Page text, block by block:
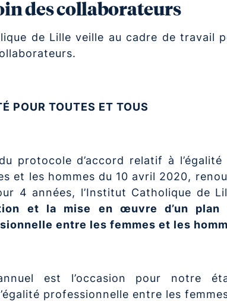
des collaborateurs
de Lille veille au cadre de travail
POUR TOUTES ET TOUS
protocole d’accord relatif à l’égalité
et les hommes du 10 avril 2020,
4 années, l’Institut Catholique de
et la mise en œuvre d’un plan
entre les femmes et les
est l’occasion pour notre
professionnelle entre les